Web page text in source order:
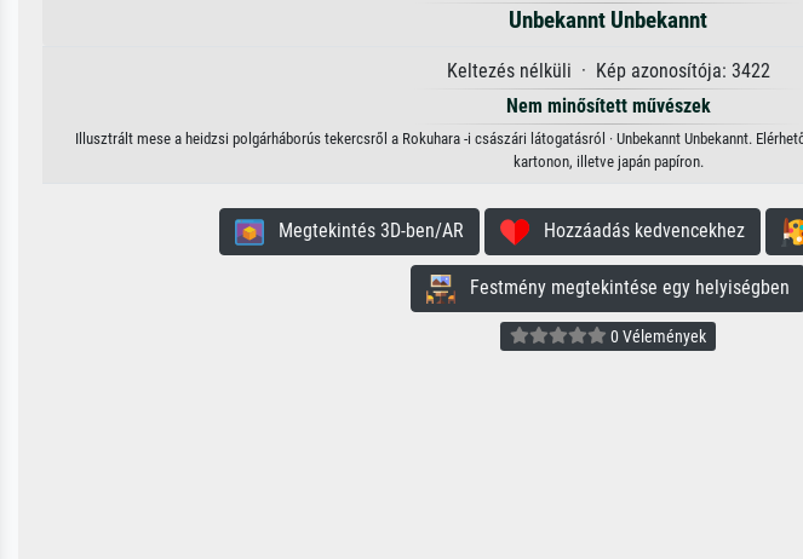
Unbekannt Unbekannt
Keltezés nélküli · Kép azonosítója: 3422
Nem minősített művészek
Illusztrált mese a heidzsi polgárháborús tekercsről a Rokuhara -i császári látogatásról · Unbekannt Unbekannt.
kartonon, illetve japán papíron.
Megtekintés 3D-ben/AR Hozzáadás kedvencekhez
Festmény megtekintése egy helyiségben
0 Vélemények